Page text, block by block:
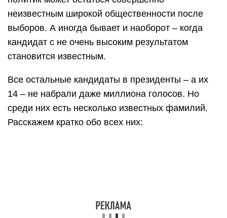
неизвестным широкой общественности после
выборов. А иногда бывает и наоборот – когда
кандидат с не очень высоким результатом
становится известным.
Все остальные кандидаты в президенты – а их
14 – не набрали даже миллиона голосов. Но
среди них есть несколько известных фамилий.
Расскажем кратко обо всех них: